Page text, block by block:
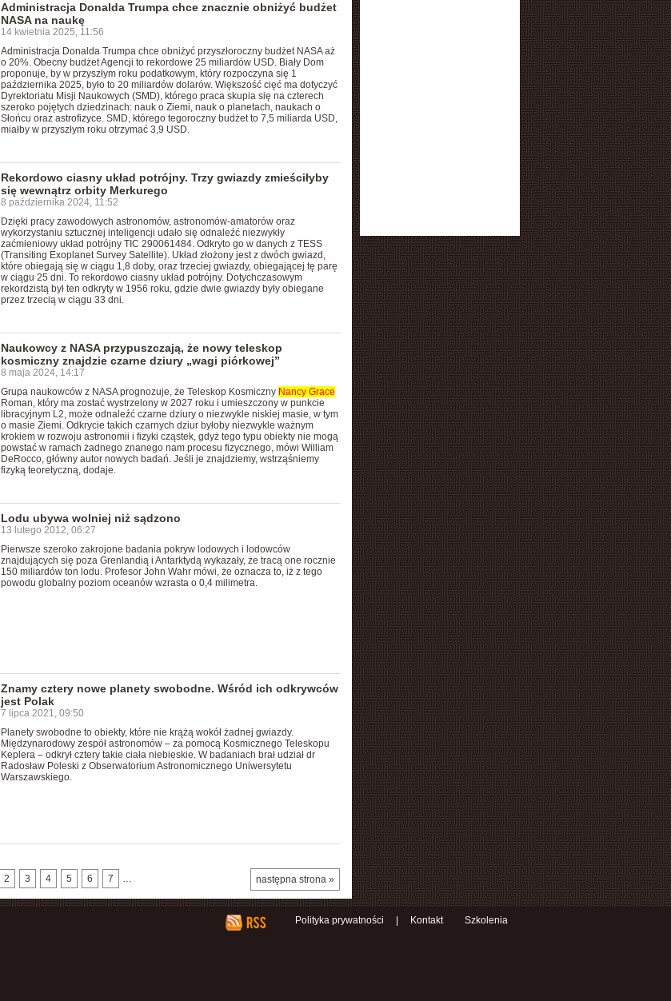
Administracja Donalda Trumpa chce znacznie obniżyć budżet
NASA na naukę
14 kwietnia 2025, 11:56
Administracja Donalda Trumpa chce obniżyć przyszłoroczny budżet NASA aż
o 20%. Obecny budżet Agencji to rekordowe 25 miliardów USD. Biały Dom
proponuje, by w przyszłym roku podatkowym, który rozpoczyna się 1
października 2025, było to 20 miliardów dolarów. Większość cięć ma dotyczyć
Dyrektoriatu Misji Naukowych (SMD), którego praca skupia się na czterech
szeroko pojętych dziedzinach: nauk o Ziemi, nauk o planetach, naukach o
Słońcu oraz astrofizyce. SMD, którego tegoroczny budżet to 7,5 miliarda USD,
miałby w przyszłym roku otrzymać 3,9 USD.
Rekordowo ciasny układ potrójny. Trzy gwiazdy zmieściłyby
się wewnątrz orbity Merkurego
8 października 2024, 11:52
Dzięki pracy zawodowych astronomów, astronomów-amatorów oraz
wykorzystaniu sztucznej inteligencji udało się odnaleźć niezwykły
zaćmieniowy układ potrójny TIC 290061484. Odkryto go w danych z TESS
(Transiting Exoplanet Survey Satellite). Układ złożony jest z dwóch gwiazd,
które obiegają się w ciągu 1,8 doby, oraz trzeciej gwiazdy, obiegającej tę parę
w ciągu 25 dni. To rekordowo ciasny układ potrójny. Dotychczasowym
rekordzistą był ten odkryty w 1956 roku, gdzie dwie gwiazdy były obiegane
przez trzecią w ciągu 33 dni.
Naukowcy z NASA przypuszczają, że nowy teleskop
kosmiczny znajdzie czarne dziury „wagi piórkowej”
8 maja 2024, 14:17
Grupa naukowców z NASA prognozuje, że Teleskop Kosmiczny Nancy Grace
Roman, który ma zostać wystrzelony w 2027 roku i umieszczony w punkcie
libracyjnym L2, może odnaleźć czarne dziury o niezwykle niskiej masie, w tym
o masie Ziemi. Odkrycie takich czarnych dziur byłoby niezwykle ważnym
krokiem w rozwoju astronomii i fizyki cząstek, gdyż tego typu obiekty nie mogą
powstać w ramach żadnego znanego nam procesu fizycznego, mówi William
DeRocco, główny autor nowych badań. Jeśli je znajdziemy, wstrząśniemy
fizyką teoretyczną, dodaje.
Lodu ubywa wolniej niż sądzono
13 lutego 2012, 06:27
Pierwsze szeroko zakrojone badania pokryw lodowych i lodowców
znajdujących się poza Grenlandią i Antarktydą wykazały, że tracą one rocznie
150 miliardów ton lodu. Profesor John Wahr mówi, że oznacza to, iż z tego
powodu globalny poziom oceanów wzrasta o 0,4 milimetra.
Znamy cztery nowe planety swobodne. Wśród ich odkrywców
jest Polak
7 lipca 2021, 09:50
Planety swobodne to obiekty, które nie krążą wokół żadnej gwiazdy.
Międzynarodowy zespół astronomów – za pomocą Kosmicznego Teleskopu
Keplera – odkrył cztery takie ciała niebieskie. W badaniach brał udział dr
Radosław Poleski z Obserwatorium Astronomicznego Uniwersytetu
Warszawskiego.
następna strona »
2 3 4 5 6 7 …
Polityka prywatności Kontakt Szkolenia